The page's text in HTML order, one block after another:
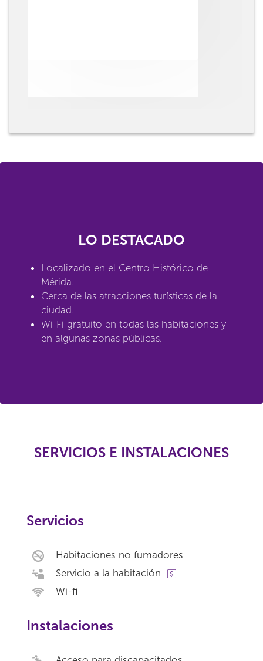
LO DESTACADO
Localizado en el Centro Histórico de
Mérida.
Cerca de las atracciones turísticas de la
ciudad.
Wi-Fi gratuito en todas las habitaciones y
en algunas zonas públicas.
SERVICIOS E INSTALACIONES
Servicios
Habitaciones no fumadores
Servicio a la habitación
Wi-fi
Instalaciones